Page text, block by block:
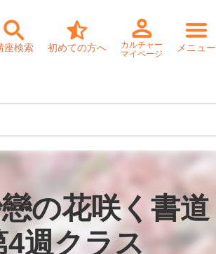
座検索 初めての方へ
カルチャー
マイページ
メニュー
の花咲く書道
4週クラス